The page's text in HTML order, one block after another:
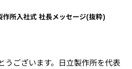
所入社式 社長メッセージ(抜粋)
うございます。日立製作所を代表